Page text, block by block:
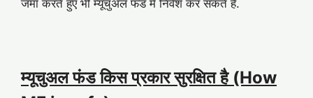
जमा करते हुए भी म्यूचुअल फंड में निवेश कर सकते है.
म्यूचुअल फंड किस प्रकार सुरक्षित है (How